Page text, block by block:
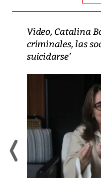
Video, Catalina
criminales, las
suicidarse’